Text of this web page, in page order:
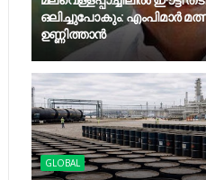
ഒലിച്ചുപോകും: എംപിമാര്‍
ഉണ്ണിത്താന്‍
GLOBAL